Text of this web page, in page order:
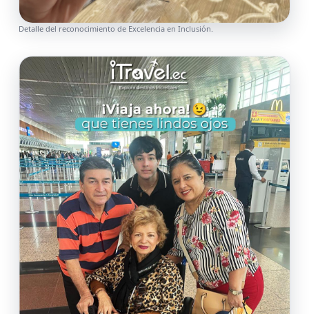
Detalle del reconocimiento de Excelencia en Inclusión.